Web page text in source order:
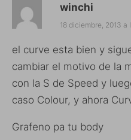
winchi
18 diciembre, 2013 a
el curve esta bien y
cambiar el motivo de la
con la S de Speed y
caso Colour, y ahora
Grafeno pa tu body